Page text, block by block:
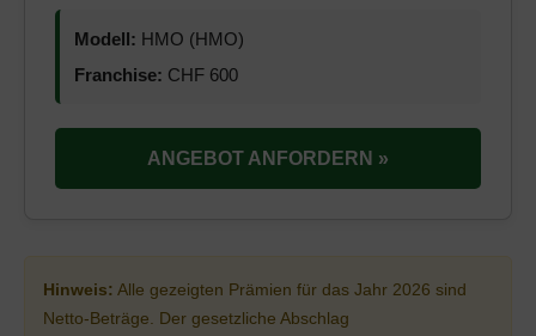
Modell: HMO (HMO)
Franchise: CHF 600
ANGEBOT ANFORDERN »
Hinweis: Alle gezeigten Prämien für das Jahr 2026 sind
Netto-Beträge. Der gesetzliche Abschlag